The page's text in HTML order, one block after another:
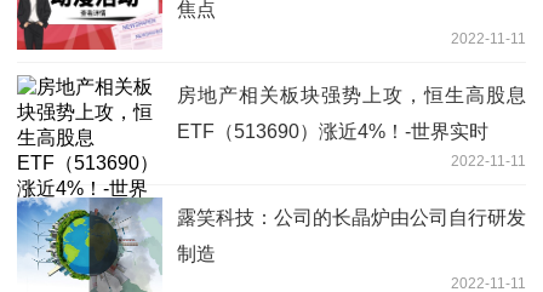
焦点
2022-11-11
房地产相关板块强势上攻，恒生高股息
ETF（513690）涨近4%！-世界实时
2022-11-11
露笑科技：公司的长晶炉由公司自行研发
制造
2022-11-11